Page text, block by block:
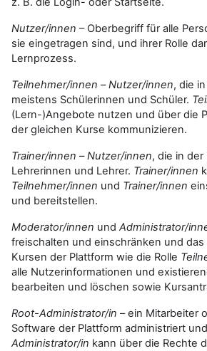
Nutzer/innen – Oberbegriff für alle
sie eingetragen sind, und ihrer Rolle
Lernprozess.
Teilnehmer/innen –Nutzer/innen, die
meistens Schülerinnen und Schüler.
(Lern-)Angebote nutzen und über die
der gleichen Kurse kommunizieren.
Trainer/innen –Nutzer/innen, die in der
Lehrerinnen und Lehrer. Trainer/innen
Teilnehmer/innen und Trainer/innen
und bereitstellen.
Moderator/innen und Administrator/
freischalten und einschränken und
Kursen der Plattform wie die Rolle
alle Nutzerinformationen und
bearbeiten und löschen sowie
Root-Administrator/in – ein Mitarbeiter
Software der Plattform administriert
Administrator/in kann über die Rechte